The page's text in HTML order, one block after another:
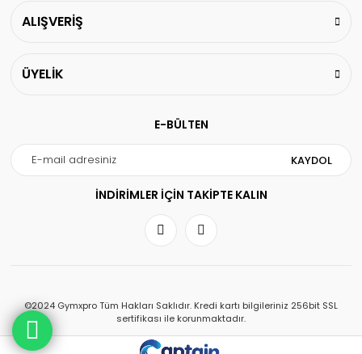
ALIŞVERİŞ
ÜYELİK
E-BÜLTEN
KAYDOL
İNDİRİMLER İÇİN TAKİPTE KALIN
©2024 Gymxpro Tüm Hakları Saklıdır. Kredi kartı bilgileriniz 256bit SSL
sertifikası ile korunmaktadır.